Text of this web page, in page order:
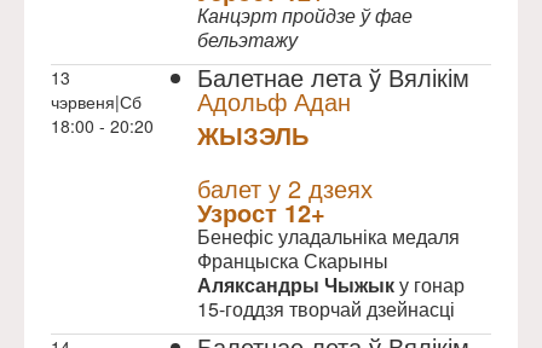
Канцэрт пройдзе ў фае
бельэтажу
13
чэрвеня|Сб
18:00 - 20:20
Балетнае лета ў Вялікім
Адольф Адан
ЖЫЗЭЛЬ
балет у 2 дзеях
Узрoст 12+
Бенефіс уладальніка медаля
Францыска Скарыны
Аляксандры Чыжыку гонар
15-годдзя творчай дзейнасці